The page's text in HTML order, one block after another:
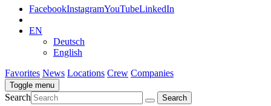
FacebookInstagramYouTubeLinkedIn
EN
Deutsch
English
Favorites News Locations Crew Companies
Toggle menu
Search